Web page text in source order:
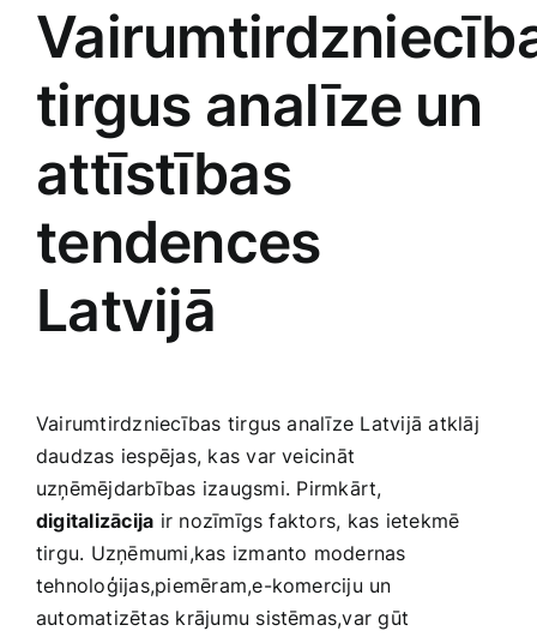
Pārtikas preces
Preces birojam
Preces pieaugušajiem
Rotaļlietas, bērnu preces
Smaržas, kosmētika
Sports, tūrisms un atpūta
TV un Sadzīves tehnika
Zoo preces
‍tirgus analīze un
attīstības
tendences
Latvijā
Vairumtirdzniecības tirgus analīze Latvijā‌ atklāj
daudzas iespējas, kas var veicināt‍
uzņēmējdarbības izaugsmi. ⁢Pirmkārt,‌
digitalizācija ‌ir nozīmīgs faktors, kas ietekmē
tirgu. Uzņēmumi,kas izmanto modernas
tehnoloģijas,piemēram,e-komerciju un
automatizētas krājumu‍ sistēmas,var gūt